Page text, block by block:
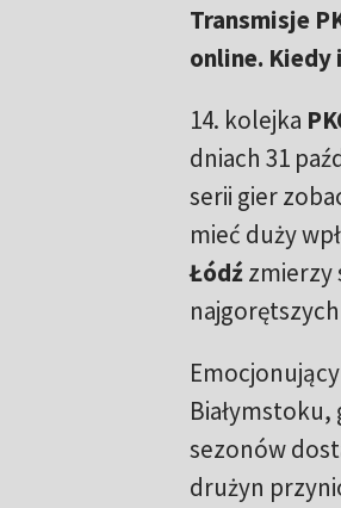
Transmisje
online. Kiedy
14. kolejka
dniach 31
serii gier
mieć duży
Łódźzmierzy
Białymstoku,
sezonów
drużyn